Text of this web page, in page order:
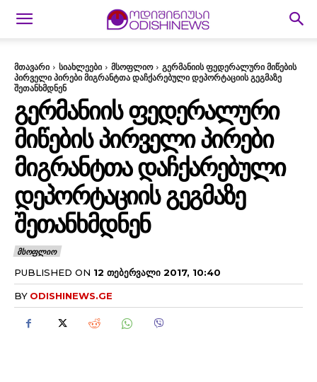
მთავარი სიახლეები მსოფლიო
გერმანიის ფედერალური მიწების
პირველი პირები მიგრანტთა დაჩქარებული დეპორტაციის გეგმაზე
შეთანხმდნენ
ᲒᲔᲠᲛᲐᲜᲘᲘᲡ ᲤᲔᲓᲔᲠᲐᲚᲣᲠᲘ
ᲛᲘᲬᲔᲑᲘᲡ ᲞᲘᲠᲕᲔᲚᲘ ᲞᲘᲠᲔᲑᲘ
ᲛᲘᲒᲠᲐᲜᲢᲗᲐ ᲓᲐᲩᲥᲐᲠᲔᲑᲣᲚᲘ
ᲓᲔᲞᲝᲠᲢᲐᲪᲘᲘᲡ ᲒᲔᲒᲛᲐᲖᲔ
ᲨᲔᲗᲐᲜᲮᲛᲓᲜᲔᲜ
ᲛᲡᲝᲤᲚᲘᲝ
PUBLISHED ON 12 ᲗᲔᲑᲔᲠᲕᲐᲚᲘ 2017, 10:40
BY ODISHINEWS.GE